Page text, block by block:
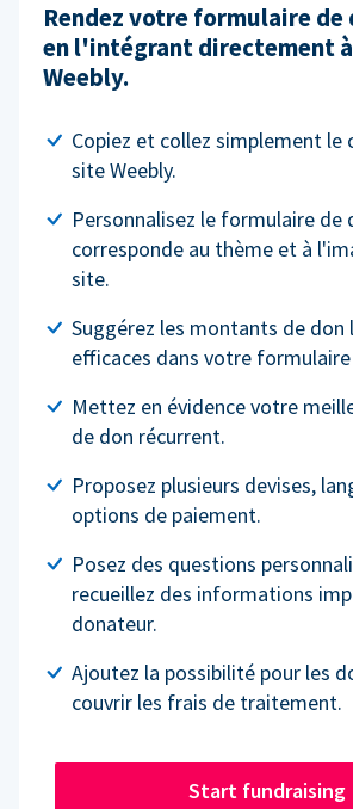
Rendez votre formulaire de
en l'intégrant directement
Weebly.
Copiez et collez simplement le
site Weebly.
Personnalisez le formulaire de
corresponde au thème et à
site.
Suggérez les montants de don
efficaces dans votre
Mettez en évidence votre
de don récurrent.
Proposez plusieurs devises,
options de paiement.
Posez des questions
recueillez des informations
donateur.
Ajoutez la possibilité pour les
couvrir les frais de traitement.
Start fundraising